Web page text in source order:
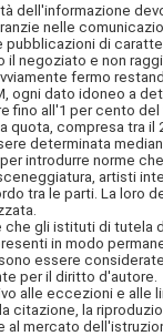
nelle
di
e non
fermo
dato idoneo a
fino all'1 per cento
compresa tra
determinata
introdurre norme
artisti
tra le parti. La
gli istituti di
in modo
essere
per il diritto d'autore.
alle eccezioni e alle
citazione, la
mercato